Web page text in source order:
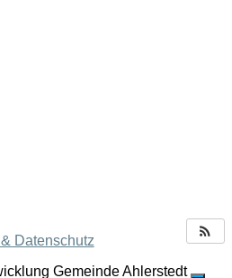
Datenschutz
Gemeinde Ahlerstedt